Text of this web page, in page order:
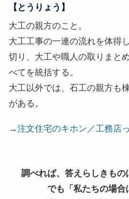
【とうりょう】
大工の親方のこと。
大工工事の一連の流れを体得
切り、大工や職人の取りまと
べてを統括する。
大工以外では、石工の親方も
がある。
→注文住宅のキホン／工務店
調べれば、答えらしきもの
でも「私たちの場合